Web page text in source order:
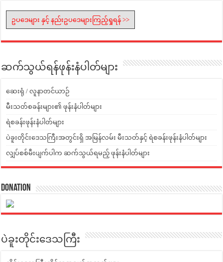
ဥပဒေများ နှင့် နည်းဥပဒေများကြည့်ရှုရန် >>
ဆက်သွယ်ရန်ဖုန်းနံပါတ်များ
ဆေးရုံ / လူနာတင်ယာဉ်
မီးသတ်စခန်းများ၏ ဖုန်းနံပါတ်များ
ရဲစခန်းဖုန်းနံပါတ်များ
ပဲခူးတိုင်းဒေသကြီးအတွင်းရှိ အမြန်လမ်း မီးသတ်နှင့် ရဲစခန်းဖုန်းနံပါတ်များ
လျှပ်စစ်မီးပျက်ပါက ဆက်သွယ်ရမည့် ဖုန်းနံပါတ်များ
Donation
ပဲခူးတိုင်းဒေသကြီး